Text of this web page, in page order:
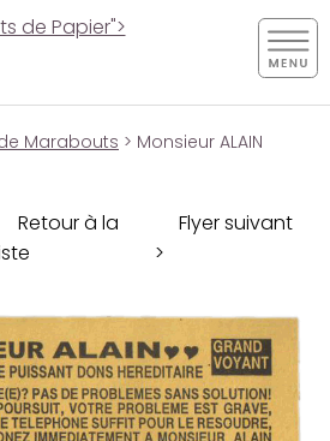
de Papier">
Marabouts > Monsieur ALAIN
Retour à la
Flyer suivant
>